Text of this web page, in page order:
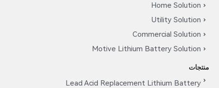
Home Solution
Utility Solution
Commercial Solution
Motive Lithium Battery Solution
منتجات
Lead Acid Replacement Lithium Battery